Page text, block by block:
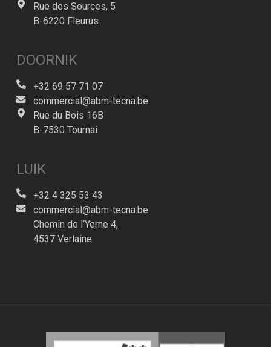
Rue des Sources, 5
B-6220 Fleurus
DOORNIK
+32 69 57 71 07
commercial@abm-tecna.be
Rue du Bois 16B
B-7530 Tournai
LUIK
+32 4 325 53 43
commercial@abm-tecna.be
Chemin de l’Yerne 4,
4537 Verlaine